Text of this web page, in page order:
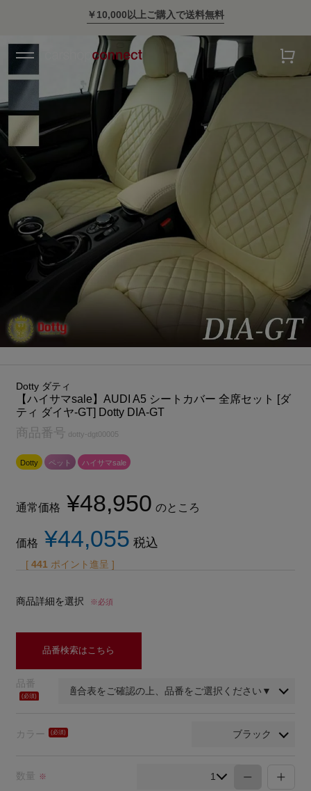
￥10,000以上ご購入で送料無料
Dotty ダティ
【ハイサマsale】AUDI A5 シートカバー 全席セット [ダ
ティ ダイヤ-GT] Dotty DIA-GT
商品番号 dotty-dgt00005
Dotty ペット ハイサマsale
通常価格 ¥48,950 のところ
価格 ¥44,055 税込
[ 441 ポイント進呈 ]
商品詳細を選択 ※必須
品番検索はこちら
品番
カラー
数量 ※